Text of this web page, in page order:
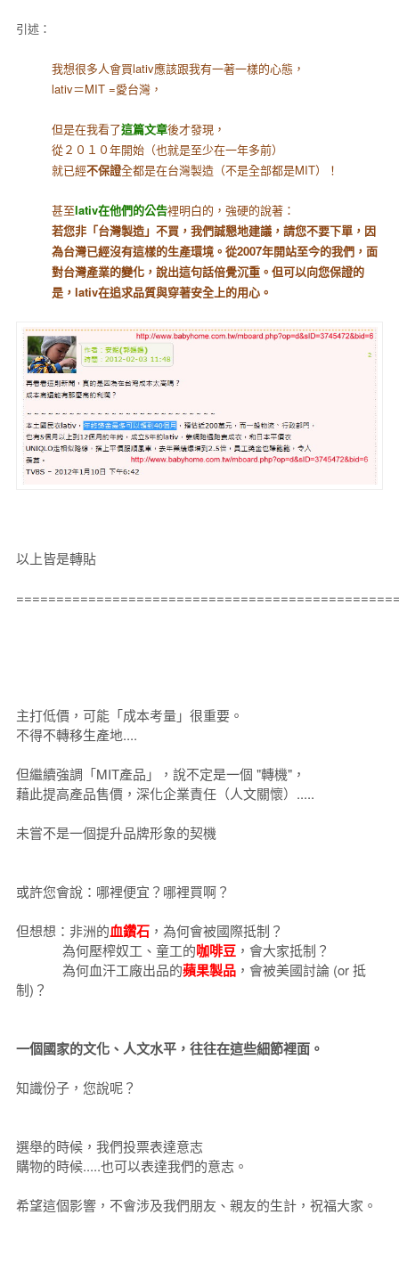
引述：
我想很多人會買lativ應該跟我有一著一樣的心態，
lativ＝MIT =愛台灣，
但是在我看了這篇文章後才發現，
從２０１０年開始（也就是至少在一年多前）
就已經不保證全都是在台灣製造（不是全部都是MIT）！
甚至lativ在他們的公告裡明白的，強硬的說著：
若您非「台灣製造」不買，我們誠懇地建議，請您不要下單，因
為台灣已經沒有這樣的生產環境。從2007年開站至今的我們，面
對台灣產業的變化，說出這句話倍覺沉重。但可以向您保證的
是，lativ在追求品質與穿著安全上的用心。
以上皆是轉貼
主打低價，可能「成本考量」很重要。
不得不轉移生產地....
但繼續強調「MIT產品」，說不定是一個 "轉機"，
藉此提高產品售價，深化企業責任（人文關懷）.....
未嘗不是一個提升品牌形象的契機
或許您會說：哪裡便宜？哪裡買啊？
但想想：非洲的血鑽石，為何會被國際抵制？
為何壓榨奴工、童工的咖啡豆，會大家抵制？
為何血汗工廠出品的蘋果製品，會被美國討論 (or 抵
制)？
一個國家的文化、人文水平，往往在這些細節裡面。
知識份子，您說呢？
選舉的時候，我們投票表達意志
購物的時候.....也可以表達我們的意志。
希望這個影響，不會涉及我們朋友、親友的生計，祝福大家。